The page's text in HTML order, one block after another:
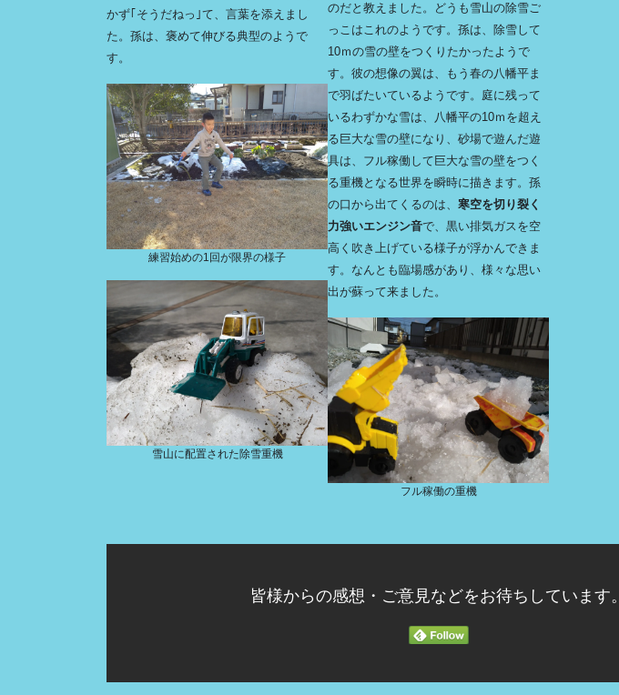
かず｢そうだねっ｣て、言葉を添えまし
た。孫は、褒めて伸びる典型のようで
す。
練習始めの1回が限界の様子
雪山に配置された除雪重機
のだと教えました。どうも雪山の除雪ご
っこはこれのようです。孫は、除雪して
10ｍの雪の壁をつくりたかったようで
す。彼の想像の翼は、もう春の八幡平ま
で羽ばたいているようです。庭に残って
いるわずかな雪は、八幡平の10ｍを超え
る巨大な雪の壁になり、砂場で遊んだ遊
具は、フル稼働して巨大な雪の壁をつく
る重機となる世界を瞬時に描きます。孫
の口から出てくるのは、寒空を切り裂く
力強いエンジン音で、黒い排気ガスを空
高く吹き上げている様子が浮かんできま
す。なんとも臨場感があり、様々な思い
出が蘇って来ました。
フル稼働の重機
皆様からの感想・ご意見などをお待ちしています。